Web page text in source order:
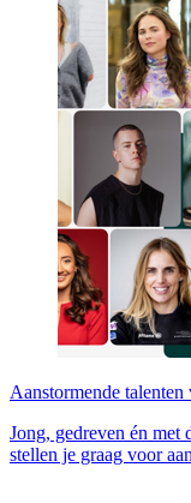
Aanstormende talenten
Jong, gedreven én met
stellen je graag voor